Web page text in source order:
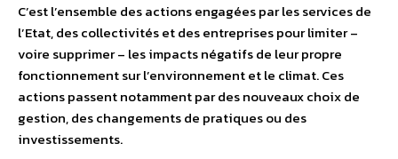
C’est l’ensemble des actions engagées par les services de
l’Etat, des collectivités et des entreprises pour limiter –
voire supprimer – les impacts négatifs de leur propre
fonctionnement sur l’environnement et le climat. Ces
actions passent notamment par des nouveaux choix de
gestion, des changements de pratiques ou des
investissements.